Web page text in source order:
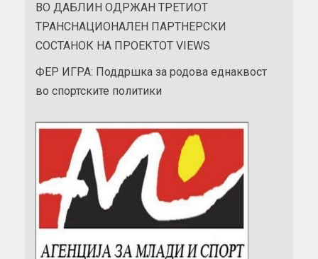
ВО ДАБЛИН ОДРЖАН ТРЕТИОТ
ТРАНСНАЦИОНАЛЕН ПАРТНЕРСКИ
СОСТАНОК НА ПРОЕКТОТ VIEWS
ФЕР ИГРА: Поддршка за родова еднаквост
во спортските политики